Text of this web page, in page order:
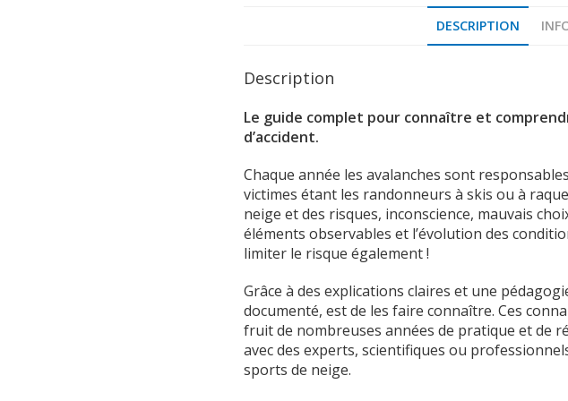
DESCRIPTION
Description
Le guide complet pour connaître et
d’accident.
Chaque année les avalanches sont
victimes étant les randonneurs à skis ou à
neige et des risques, inconscience, mauvais
éléments observables et l’évolution des
limiter le risque également !
Grâce à des explications claires et une
documenté, est de les faire connaître. Ces
fruit de nombreuses années de pratique et de
avec des experts, scientifiques ou
sports de neige.